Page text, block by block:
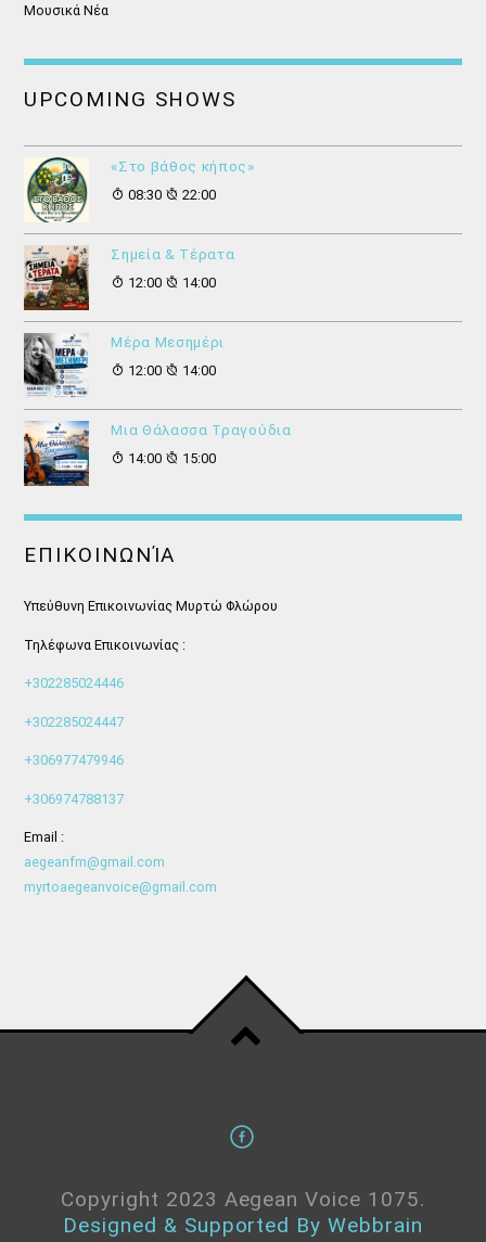
Μουσικά Νέα
UPCOMING SHOWS
«Στο βάθος κήπος»
08:30
22:00
Σημεία & Τέρατα
12:00
14:00
Μέρα Μεσημέρι
12:00
14:00
Μια Θάλασσα Τραγούδια
14:00
15:00
ΕΠΙΚΟΙΝΩΝΊΑ
Υπεύθυνη Επικοινωνίας Μυρτώ Φλώρου
Τηλέφωνα Επικοινωνίας :
+302285024446
+302285024447
+306977479946
+306974788137
Email :
aegeanfm@gmail.com
myrtoaegeanvoice@gmail.com
Copyright 2023 Aegean Voice 1075.
Designed & Supported By Webbrain